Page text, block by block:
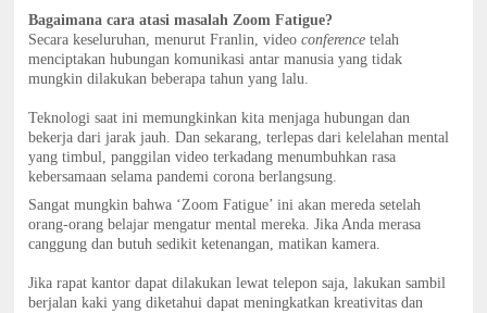
Bagaimana cara atasi masalah Zoom Fatigue?
Secara keseluruhan, menurut Franlin, videoconferencetelah
menciptakan hubungan komunikasi antar manusia yang tidak
mungkin dilakukan beberapa tahun yang lalu.
Teknologi saat ini memungkinkan kita menjaga hubungan dan
bekerja dari jarak jauh. Dan sekarang, terlepas dari kelelahan mental
yang timbul, panggilan video terkadang menumbuhkan rasa
kebersamaan selama pandemi corona berlangsung.
Sangat mungkin bahwa ‘Zoom Fatigue’ ini akan mereda setelah
orang-orang belajar mengatur mental mereka. Jika Anda merasa
canggung dan butuh sedikit ketenangan, matikan kamera.
Jika rapat kantor dapat dilakukan lewat telepon saja, lakukan sambil
berjalan kaki yang diketahui dapat meningkatkan kreativitas dan